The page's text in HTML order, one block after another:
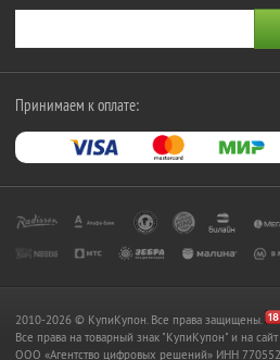
Принимаем к оплате:
2010-2026 © КупиКупон. Все права защищены.
Все права на товарный знак "КупиКупон" и на
OOO «Агентство цифровых решений» ИНН